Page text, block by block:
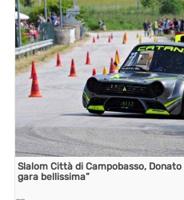
Slalom Città di Campobasso,
gara bellissima”